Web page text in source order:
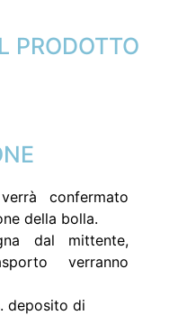
PRODOTTO
confermato
della bolla.
dal mittente,
verranno
deposito di